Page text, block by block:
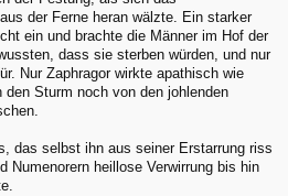
der Ferne heran wälzte. Ein starker
ein und brachte die Männer im Hof der
dass sie sterben würden, und nur
Nur Zaphragor wirkte apathisch wie
den Sturm noch von den johlenden
das selbst ihn aus seiner Erstarrung riss
Numenorern heillose Verwirrung bis hin